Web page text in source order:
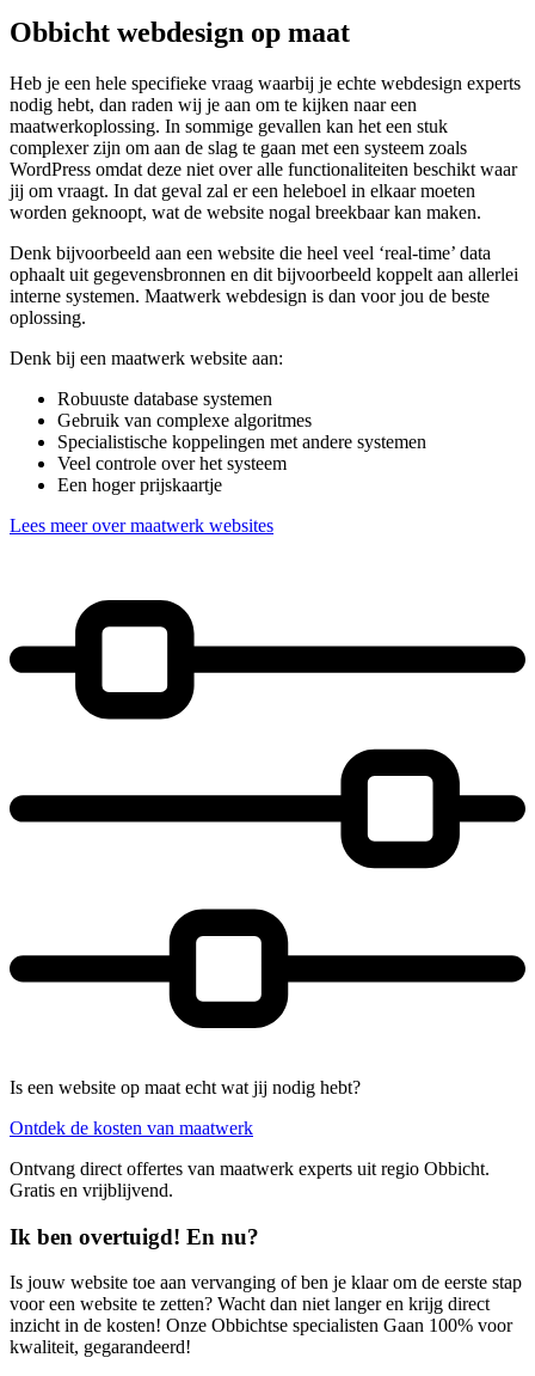
Obbicht webdesign op maat
Heb je een hele specifieke vraag waarbij je echte webdesign experts
nodig hebt, dan raden wij je aan om te kijken naar een
maatwerkoplossing. In sommige gevallen kan het een stuk
complexer zijn om aan de slag te gaan met een systeem zoals
WordPress omdat deze niet over alle functionaliteiten beschikt waar
jij om vraagt. In dat geval zal er een heleboel in elkaar moeten
worden geknoopt, wat de website nogal breekbaar kan maken.
Denk bijvoorbeeld aan een website die heel veel ‘real-time’ data
ophaalt uit gegevensbronnen en dit bijvoorbeeld koppelt aan allerlei
interne systemen. Maatwerk webdesign is dan voor jou de beste
oplossing.
Denk bij een maatwerk website aan:
Robuuste database systemen
Gebruik van complexe algoritmes
Specialistische koppelingen met andere systemen
Veel controle over het systeem
Een hoger prijskaartje
Lees meer over maatwerk websites
Is een website op maat echt wat jij nodig hebt?
Ontdek de kosten van maatwerk
Ontvang direct offertes van maatwerk experts uit regio Obbicht.
Gratis en vrijblijvend.
Ik ben overtuigd! En nu?
Is jouw website toe aan vervanging of ben je klaar om de eerste stap
voor een website te zetten? Wacht dan niet langer en krijg direct
inzicht in de kosten! Onze Obbichtse specialisten Gaan 100% voor
kwaliteit, gegarandeerd!